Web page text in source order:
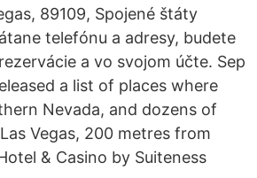
89109, Spojené štáty
telefónu a adresy, budete
a vo svojom účte. Sep
a list of places where
Nevada, and dozens of
Vegas, 200 metres from
& Casino by Suiteness